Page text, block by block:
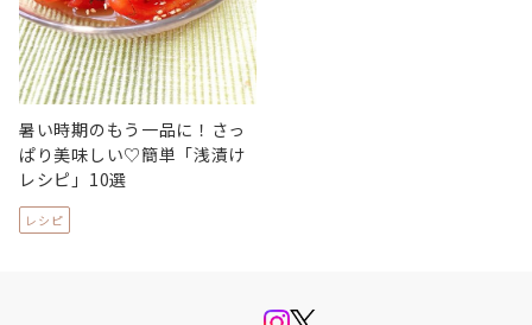
暑い時期のもう一品に！さっ
ぱり美味しい♡簡単「浅漬け
レシピ」10選
レシピ